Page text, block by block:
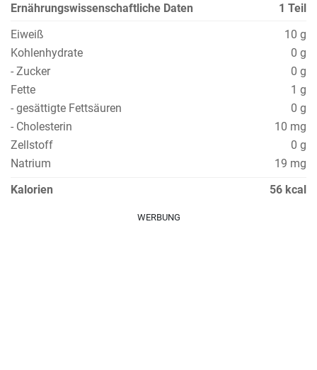
Ernährungswissenschaftliche Daten
1 Teil
Eiweiß
10 g
Kohlenhydrate
0 g
- Zucker
0 g
Fette
1 g
- gesättigte Fettsäuren
0 g
- Cholesterin
10 mg
Zellstoff
0 g
Natrium
19 mg
Kalorien
56 kcal
WERBUNG